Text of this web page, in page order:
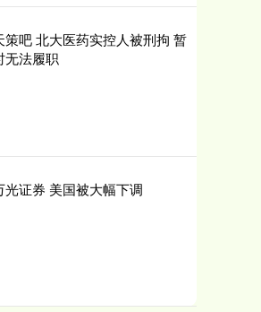
策吧 北大医药实控人被刑拘 暂
无法履职
光证券 美国被大幅下调